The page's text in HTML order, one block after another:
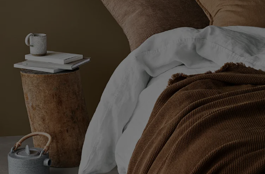
តារាង​ទិន្នន័យ
Soulful Spaces - ជម្រើសពណ៌ចុងក្រោយបំផុតពី Jotun